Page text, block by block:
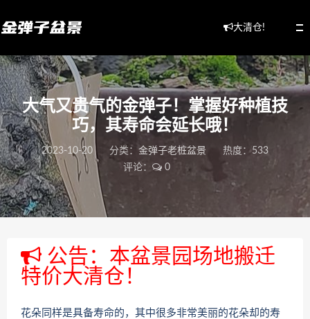
大清仓!
大气又贵气的金弹子！掌握好种植技
巧，其寿命会延长哦！
2023-10-20 分类： 金弹子老桩盆景
热度：533
评论：
0
公告：本盆景园场地搬迁
特价大清仓！
花朵同样是具备寿命的，其中很多非常美丽的花朵却的寿